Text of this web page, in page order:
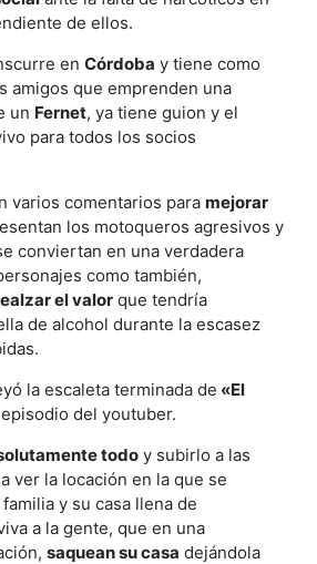
de ellos.
en Córdoba y tiene como
amigos que emprenden una
un Fernet, ya tiene guion y el
para todos los socios
varios comentarios para mejorar
los motoqueros agresivos y
conviertan en una verdadera
como también,
el valor que tendría
de alcohol durante la escasez
la escaleta terminada de «El
del youtuber.
todo y subirlo a las
ver la locación en la que se
y su casa llena de
a la gente, que en una
saquean su casa dejándola